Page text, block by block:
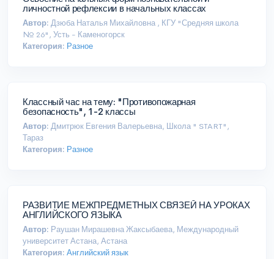
личностной рефлексии в начальных классах
Автор: Дзюба Наталья Михайловна , КГУ "Средняя школа
№ 26", Усть - Каменогорск
Категория: Разное
Классный час на тему: "Противопожарная
безопасность", 1-2 классы
Автор: Дмитрюк Евгения Валерьевна, Школа " START",
Тараз
Категория: Разное
РАЗВИТИЕ МЕЖПРЕДМЕТНЫХ СВЯЗЕЙ НА УРОКАХ
АНГЛИЙСКОГО ЯЗЫКА
Автор: Раушан Мирашевна Жаксыбаева, Международный
университет Астана, Астана
Категория: Английский язык